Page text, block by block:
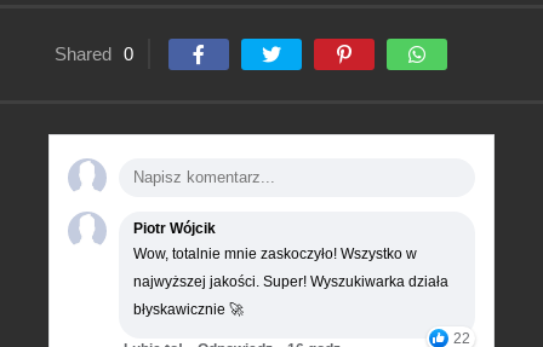
Shared 0
Piotr Wójcik
Wow, totalnie mnie zaskoczyło! Wszystko w
najwyższej jakości. Super! Wyszukiwarka działa
błyskawicznie 🚀
22